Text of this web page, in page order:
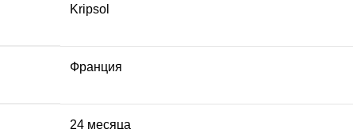
Kripsol
Франция
24 месяца